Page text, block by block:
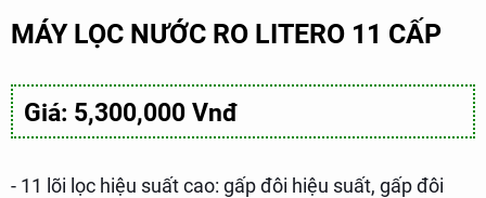
MÁY LỌC NƯỚC RO LITERO 11 CẤP
Giá: 5,300,000 Vnđ
- 11 lõi lọc hiệu suất cao: gấp đôi hiệu suất, gấp đôi